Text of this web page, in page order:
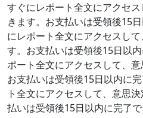
すぐにレポート全文にアクセ
きます。お支払いは受領後15日
にレポート全文にアクセスし
す。お支払いは受領後15日以内
ポート全文にアクセスして、意
お支払いは受領後15日以内に完
ト全文にアクセスして、意思
払いは受領後15日以内に完了で